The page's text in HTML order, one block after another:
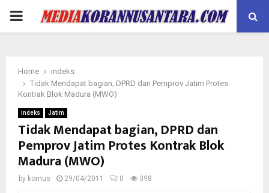
PRIMARY
Home
indeks
Tidak Mendapat bagian, DPRD dan Pemprov Jatim Protes
Kontrak Blok Madura (MWO)
indeks Jatim
Tidak Mendapat bagian, DPRD dan
Pemprov Jatim Protes Kontrak Blok
Madura (MWO)
by kornus 29/04/2011 0 398